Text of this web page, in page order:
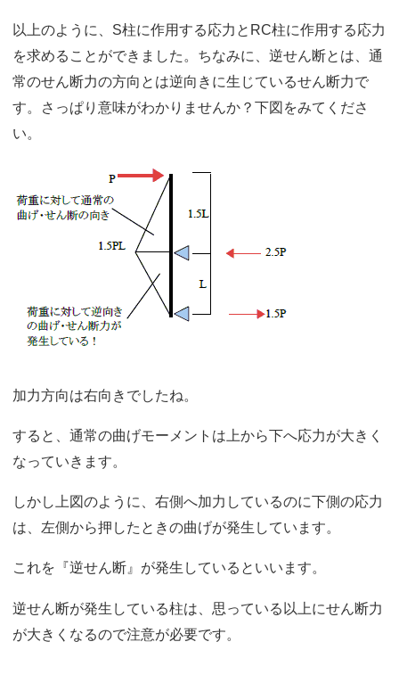
以上のように、S柱に作用する応力とRC柱に作用する応力
を求めることができました。ちなみに、逆せん断とは、通
常のせん断力の方向とは逆向きに生じているせん断力で
す。さっぱり意味がわかりませんか？下図をみてくださ
い。
加力方向は右向きでしたね。
すると、通常の曲げモーメントは上から下へ応力が大きく
なっていきます。
しかし上図のように、右側へ加力しているのに下側の応力
は、左側から押したときの曲げが発生しています。
これを『逆せん断』が発生しているといいます。
逆せん断が発生している柱は、思っている以上にせん断力
が大きくなるので注意が必要です。